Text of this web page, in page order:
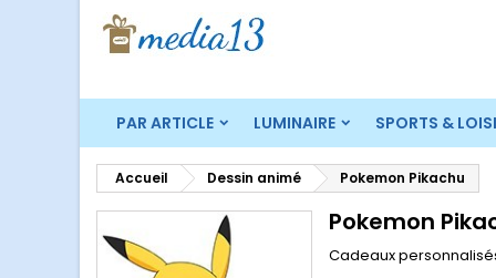
PAR ARTICLE LUMINAIRE SPORTS &
Accueil Dessin animé Pokemon Pikachu
Pokemon
Cadeaux